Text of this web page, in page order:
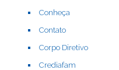
Conheça
Contato
Corpo Diretivo
Crediafam